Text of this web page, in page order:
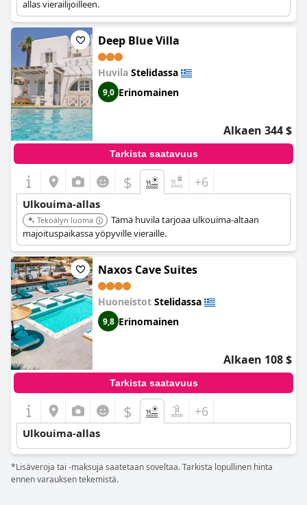
allas vierailijoilleen.
Deep Blue Villa
Huvila Stelidassa
9,0 Erinomainen
Alkaen 344 $
Tarkista saatavuus
$ +6
Ulkouima-allas
Tekoälyn luoma
Tämä huvila tarjoaa ulkouima-altaan
majoituspaikassa yöpyville vieraille.
Naxos Cave Suites
Huoneistot Stelidassa
9,8 Erinomainen
Alkaen 108 $
Tarkista saatavuus
$ +6
Ulkouima-allas
*Lisäveroja tai -maksuja saatetaan soveltaa. Tarkista lopullinen hinta
ennen varauksen tekemistä.